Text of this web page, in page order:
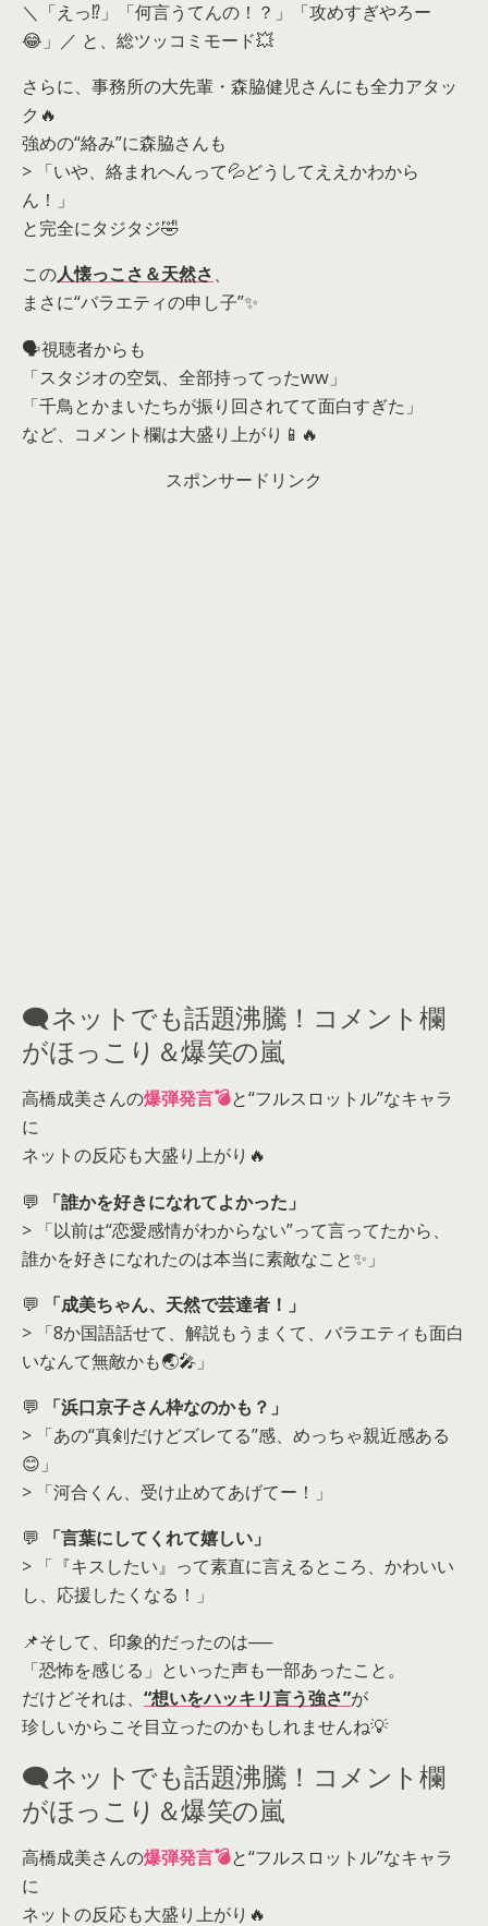
＼「えっ⁉️」「何言うてんの！？」「攻めすぎやろー
😂」／ と、総ツッコミモード💥
さらに、事務所の大先輩・森脇健児さんにも全力アタッ
ク🔥
強めの“絡み”に森脇さんも
> 「いや、絡まれへんって💦どうしてええかわから
ん！」
と完全にタジタジ🤣
この人懐っこさ＆天然さ、
まさに“バラエティの申し子”✨
🗣️視聴者からも
「スタジオの空気、全部持ってったww」
「千鳥とかまいたちが振り回されてて面白すぎた」
など、コメント欄は大盛り上がり📱🔥
スポンサードリンク
🗨️ネットでも話題沸騰！コメント欄
がほっこり＆爆笑の嵐
高橋成美さんの爆弾発言💣と“フルスロットル”なキャラ
に
ネットの反応も大盛り上がり🔥
💬
「誰かを好きになれてよかった」
> 「以前は“恋愛感情がわからない”って言ってたから、
誰かを好きになれたのは本当に素敵なこと✨」
💬
「成美ちゃん、天然で芸達者！」
> 「8か国語話せて、解説もうまくて、バラエティも面白
いなんて無敵かも🌏🎤」
💬
「浜口京子さん枠なのかも？」
> 「あの“真剣だけどズレてる”感、めっちゃ親近感ある
😊」
> 「河合くん、受け止めてあげてー！」
💬
「言葉にしてくれて嬉しい」
> 「『キスしたい』って素直に言えるところ、かわいい
し、応援したくなる！」
📌そして、印象的だったのは──
「恐怖を感じる」といった声も一部あったこと。
だけどそれは、 “想いをハッキリ言う強さ”が
珍しいからこそ目立ったのかもしれませんね💡
🗨️ネットでも話題沸騰！コメント欄
がほっこり＆爆笑の嵐
高橋成美さんの爆弾発言💣と“フルスロットル”なキャラ
に
ネットの反応も大盛り上がり🔥